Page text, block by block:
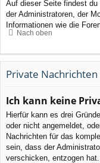
Auf dieser Seite findest
der Administratoren, der
Informationen wie die
Nach oben
Private Nachrichten
Ich kann keine
Hierfür kann es drei
oder nicht angemeldet,
Nachrichten für das
sein, dass der
verschicken, entzogen